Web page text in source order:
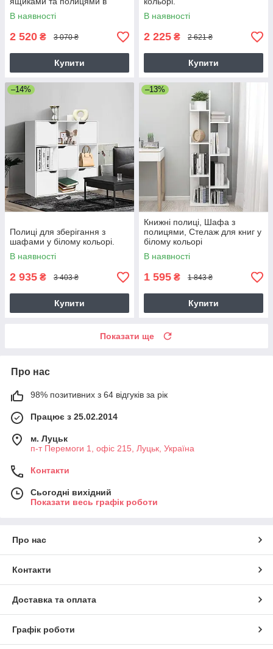
білому кольорі, надбудова
для столу
В наявності
2 520 ₴ 3 070 ₴
Купити
В наявності
2 225 ₴ 2 621 ₴
Купити
–14%
Полиці для зберігання з
шафами у білому кольорі.
В наявності
2 935 ₴ 3 403 ₴
Купити
–13%
Книжні полиці, Шафа з
полицями, Стелаж для книг у
білому кольорі
В наявності
1 595 ₴ 1 843 ₴
Купити
Показати ще
Про нас
98% позитивних з 64 відгуків за рік
Працює з 25.02.2014
м. Луцьк
п-т Перемоги 1, офіс 215, Луцьк, Україна
Контакти
Сьогодні вихідний
Показати весь графік роботи
Про нас
Контакти
Доставка та оплата
Графік роботи